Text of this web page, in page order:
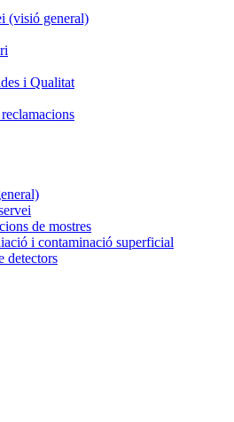
(visió general)
i Qualitat
de mostres
i contaminació superficial
detectors